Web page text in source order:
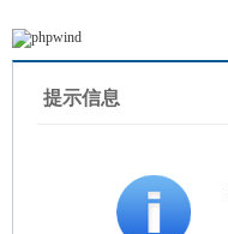
提示信息